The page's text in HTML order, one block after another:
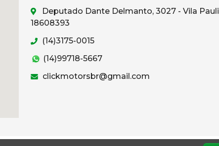
Deputado Dante Delmanto, 3027 - Vila
18608393
(14)3175-0015
(14)99718-5667
clickmotorsbr@gmail.com